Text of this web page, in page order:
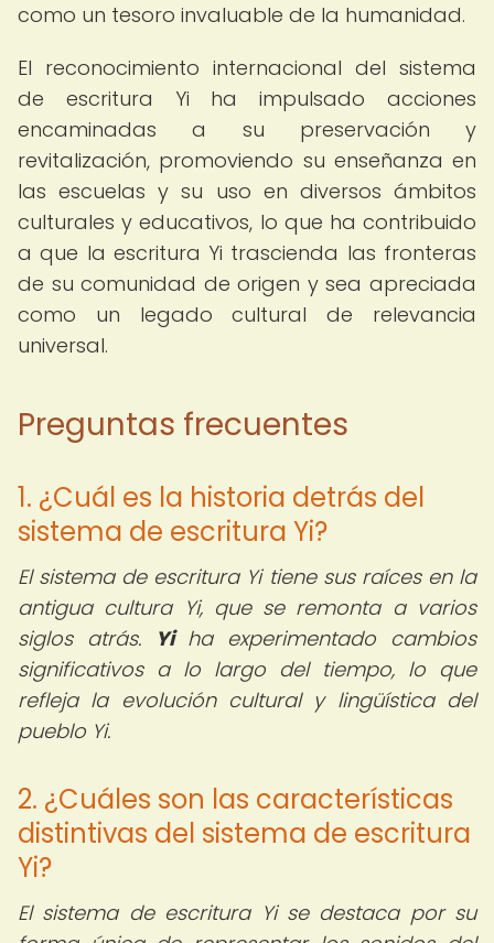
como un tesoro invaluable de la humanidad.
El reconocimiento internacional del sistema
de escritura Yi ha impulsado acciones
encaminadas a su preservación y
revitalización, promoviendo su enseñanza en
las escuelas y su uso en diversos ámbitos
culturales y educativos, lo que ha contribuido
a que la escritura Yi trascienda las fronteras
de su comunidad de origen y sea apreciada
como un legado cultural de relevancia
universal.
Preguntas frecuentes
1. ¿Cuál es la historia detrás del
sistema de escritura Yi?
El sistema de escritura Yi tiene sus raíces en la
antigua cultura Yi, que se remonta a varios
siglos atrás.
Yiha experimentado cambios
significativos a lo largo del tiempo, lo que
refleja la evolución cultural y lingüística del
pueblo Yi.
2. ¿Cuáles son las características
distintivas del sistema de escritura
Yi?
El sistema de escritura Yi se destaca por su